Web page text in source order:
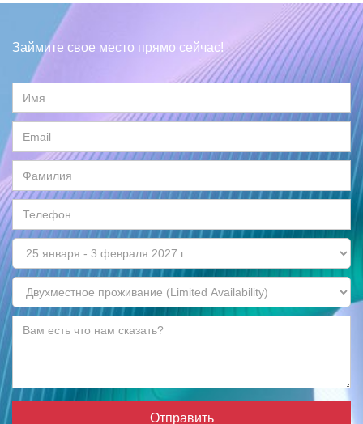
Займите свое место прямо сейчас!